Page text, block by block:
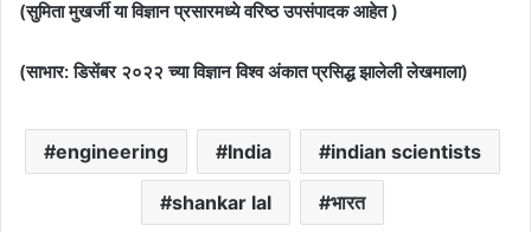
(सुमिता मुखर्जी या विज्ञान प्रसारमध्ये वरिष्ठ उपसंपादक आहेत )
(साभार: डिसेंबर २०२२ च्या विज्ञान विश्व अंकात प्रसिद्ध झालेली लेखमाला)
engineering India indian scientists
shankar lal भारत